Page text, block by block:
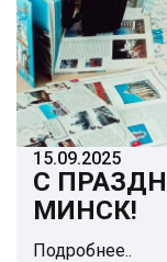
15.09.2025
С
МИНСК!
Подробнее..